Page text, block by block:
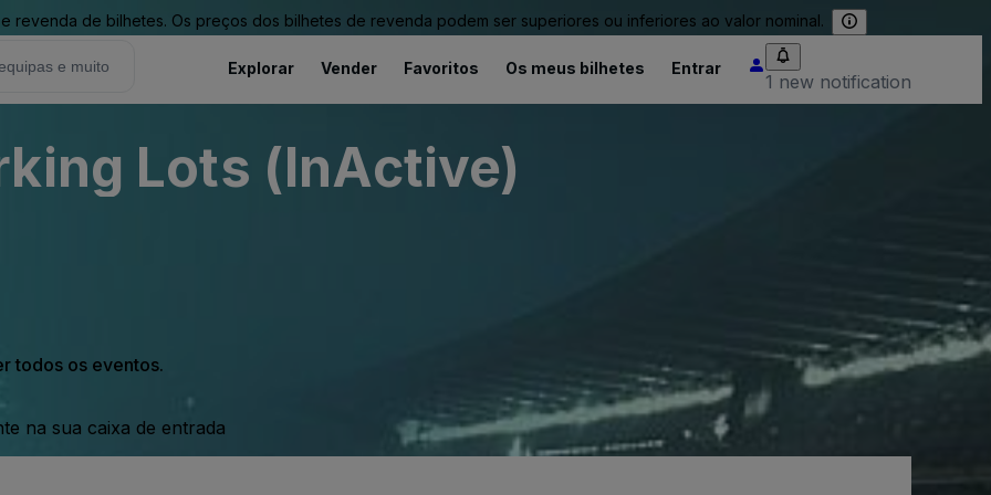
revenda de bilhetes. Os preços dos bilhetes de revenda podem ser superiores ou inferiores ao valor nominal.
Explorar Vender Favoritos Os meus bilhetes Entrar
1 new notification
Lots (InActive)
todos os eventos.
na sua caixa de entrada